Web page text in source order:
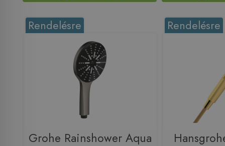
Rendelésre
Grohe Rainshower Aqua
Rendelésre